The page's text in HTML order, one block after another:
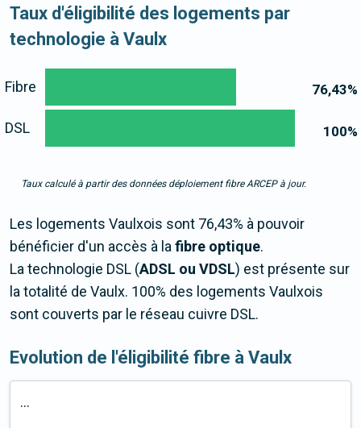
Taux d'éligibilité des logements par
technologie à Vaulx
76,43%
100%
Fibre
DSL
Taux calculé à partir des données déploiement fibre ARCEP à jour.
Les logements Vaulxois sont 76,43% à pouvoir
bénéficier d'un accès à lafibre optique.
La technologie DSL (ADSL ou VDSL) est présente sur
la totalité de Vaulx. 100% des logements Vaulxois
sont couverts par le réseau cuivre DSL.
Evolution de l'éligibilité fibre à Vaulx
...